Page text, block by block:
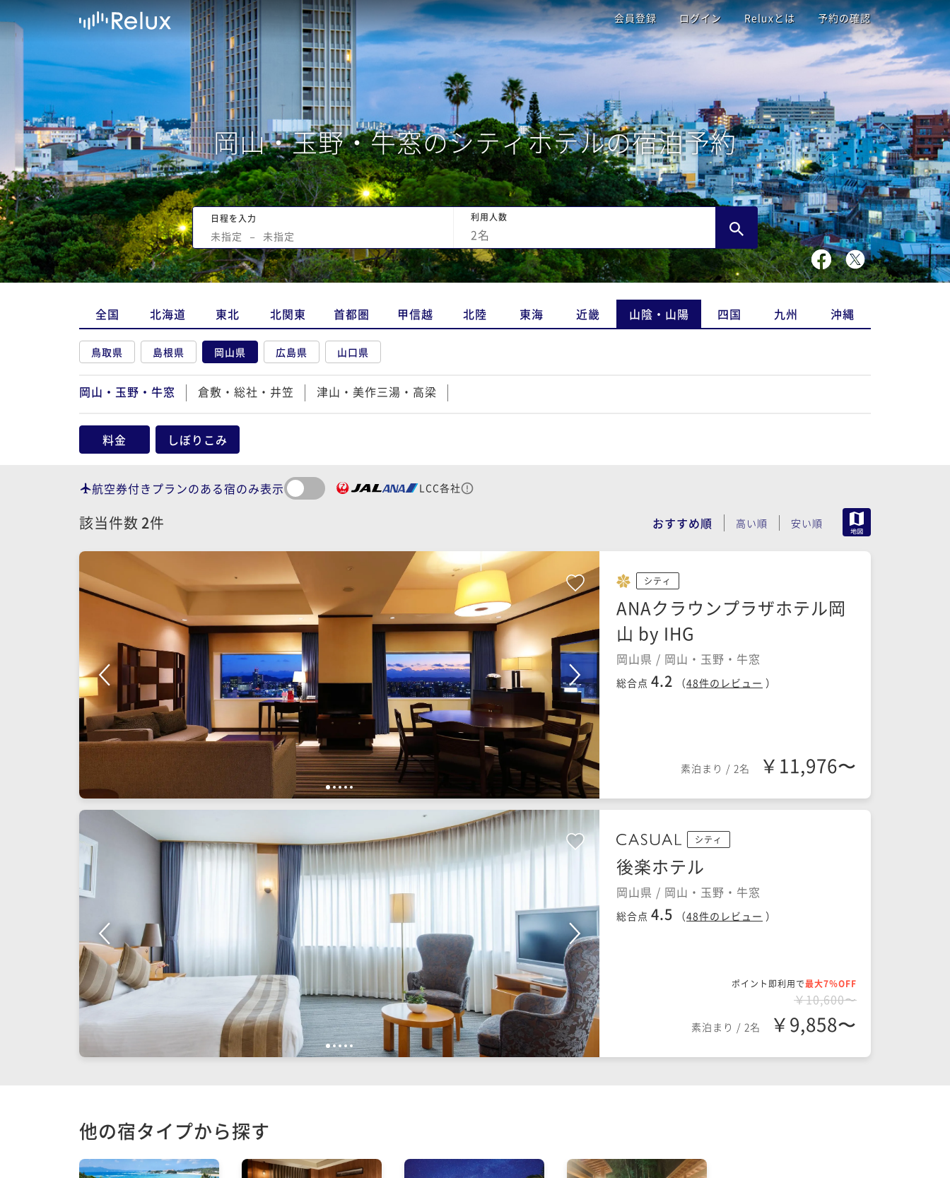
会員登録 ログイン Reluxとは 予約の確認
岡山・玉野・牛窓のシティホテルの宿泊予約
日程を入力
未指定 − 未指定
利用人数
2名
全国 北海道 東北 北関東 首都圏 甲信越 北陸 東海 近畿 山陰・山陽 四国 九州 沖縄
鳥取県 島根県 岡山県 広島県 山口県
岡山・玉野・牛窓 倉敷・総社・井笠 津山・美作三湯・高梁
料金 しぼりこみ
航空券付きプランのある宿のみ表示 LCC各社
該当件数 2件 おすすめ順 高い順 安い順
1 2345
シティ
ANAクラウンプラザホテル岡
山 by IHG
岡山県 / 岡山・玉野・牛窓
総合点 4.2 （48件のレビュー ）
素泊まり / 2名 ￥11,976〜
1 23 4 5
シティ
後楽ホテル
岡山県 / 岡山・玉野・牛窓
総合点 4.5 （48件のレビュー ）
ポイント即利用で最大7％OFF
￥10,600〜
素泊まり / 2名 ￥9,858〜
他の宿タイプから探す